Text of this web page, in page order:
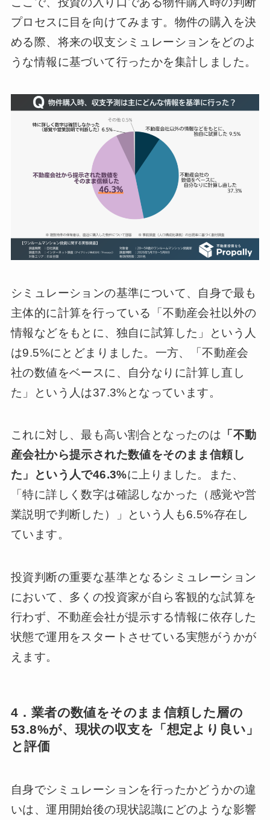
プロセスに目を向けてみます。物件の購入を決
める際、将来の収支シミュレーションをどのよ
うな情報に基づいて行ったかを集計しました。
シミュレーションの基準について、自身で最も
主体的に計算を行っている「不動産会社以外の
情報などをもとに、独自に試算した」という人
は9.5%にとどまりました。一方、「不動産会
社の数値をベースに、自分なりに計算し直し
た」という人は37.3%となっています。
これに対し、最も高い割合となったのは 「不動
産会社から提示された数値をそのまま信頼し
た」という人で46.3%に上りました。また、
「特に詳しく数字は確認しなかった（感覚や営
業説明で判断した）」という人も6.5%存在し
ています。
投資判断の重要な基準となるシミュレーション
において、多くの投資家が自ら客観的な試算を
行わず、不動産会社が提示する情報に依存した
状態で運用をスタートさせている実態がうかが
えます。
4．業者の数値をそのまま信頼した層の
53.8%が、現状の収支を「想定より良い」
と評価
自身でシミュレーションを行ったかどうかの違
いは、運用開始後の現状認識にどのような影響